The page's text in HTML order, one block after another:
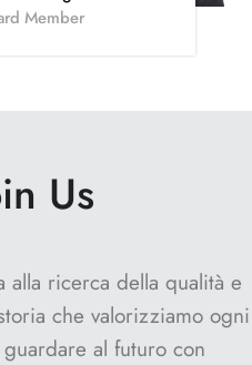
Member
Us
alla ricerca della qualità e
che valorizziamo ogni
al futuro con